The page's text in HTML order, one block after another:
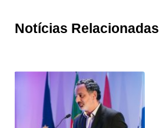
Notícias Relacionadas